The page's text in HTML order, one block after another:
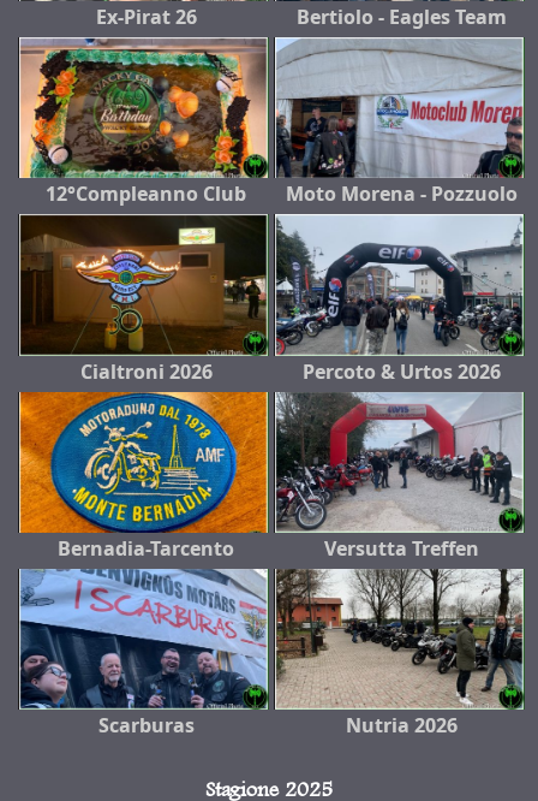
Ex-Pirat 26 Bertiolo - Eagles Team
12°Compleanno Club Moto Morena - Pozzuolo
Cialtroni 2026 Percoto & Urtos 2026
Bernadia-Tarcento Versutta Treffen
Scarburas Nutria 2026
Stagione 2025